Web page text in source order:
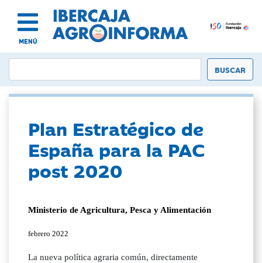
MENÚ
Plan Estratégico de
España para la PAC
post 2020
Ministerio de Agricultura, Pesca y Alimentación
febrero 2022
La nueva política agraria común, directamente